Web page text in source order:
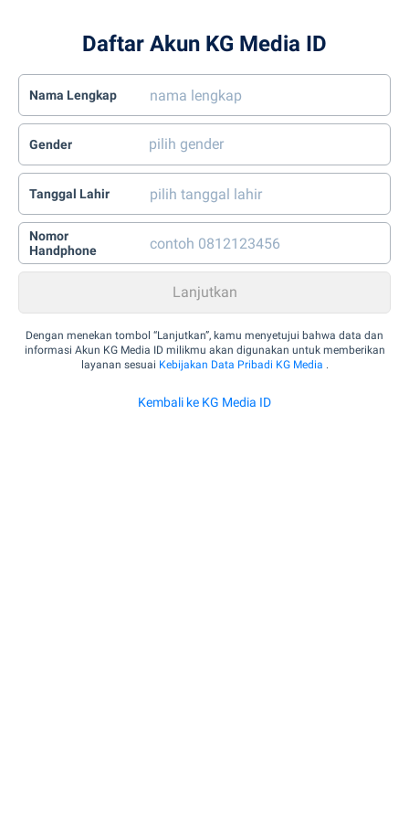
Daftar Akun KG Media ID
Nama Lengkap
Gender
Tanggal Lahir
Nomor
Handphone
Dengan menekan tombol “Lanjutkan”, kamu menyetujui bahwa data dan
informasi Akun KG Media ID milikmu akan digunakan untuk memberikan
layanan sesuai Kebijakan Data Pribadi KG Media .
Kembali ke KG Media ID